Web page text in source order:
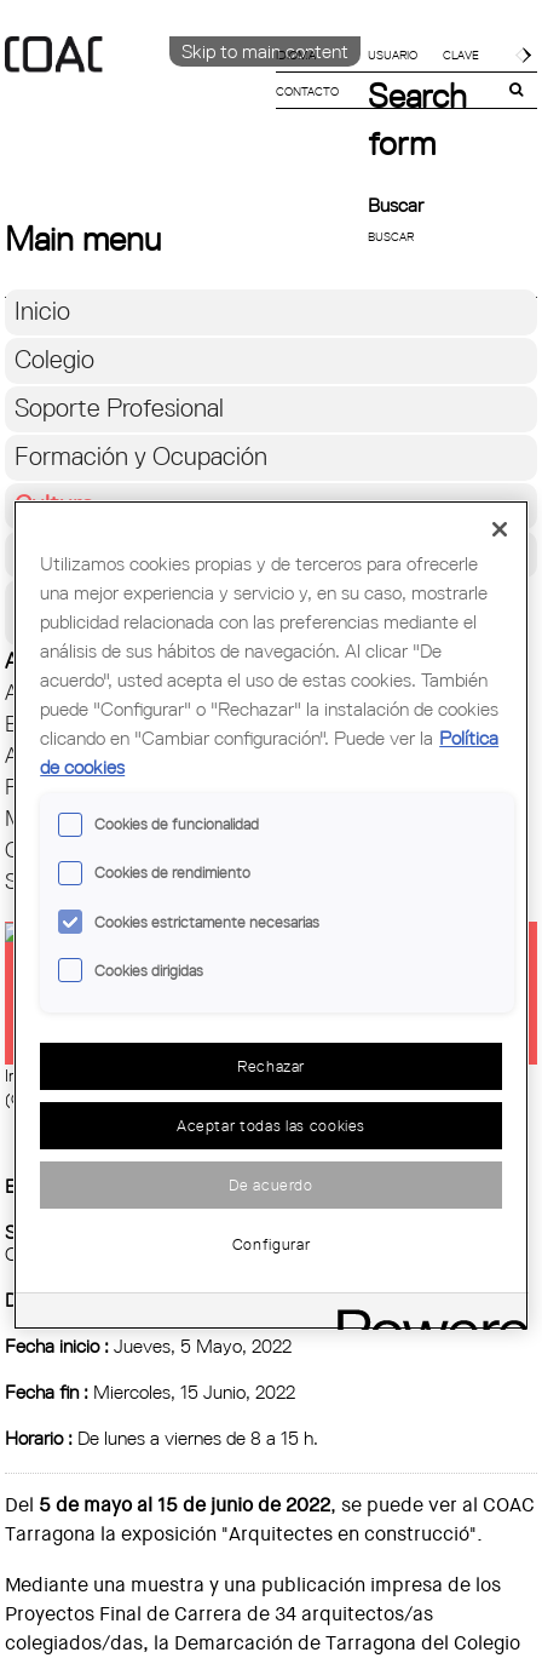
Skip to main content
IDIOMA
CATALÀ
CONTACTO
Search
form
Buscar
Main menu
Inicio
Colegio
Soporte Profesional
Formación y Ocupación
Cultura
Congreso Mundial de Arquitectos/as
Ciudadanía
Actualidad
Actos y Exposiciones
Biblioteca
Archivo histórico
Publicaciones
Muestras de Arquitectura
Oficina del Paisaje
Setmana Arquitectura
ARQUITECTES EN CONSTRUCCIÓ
Imatge:
© Demarcación de Tarragona del Colegio de Arquitectos de Cataluña
(COAC)
Entidad Organizadora :
COAC
Sitio :
Colegio de Arquitectos de Cataluña
Demarcación :Tarragona
Fecha inicio :Jueves, 5 Mayo, 2022
Fecha fin : Miercoles, 15 Junio, 2022
Horario : De lunes a viernes de 8 a 15 h.
Del 5 de mayo al 15 de junio de 2022, se puede ver al COAC
Tarragona la exposición "Arquitectes en construcció".
Mediante una muestra y una publicación impresa de los
Proyectos Final de Carrera de 34 arquitectos/as
colegiados/das, la Demarcación de Tarragona del Colegio
Utilizamos cookies propias y de terceros para ofrecerle
una mejor experiencia y servicio y, en su caso, mostrarle
publicidad relacionada con las preferencias mediante el
análisis de sus hábitos de navegación. Al clicar "De
acuerdo", usted acepta el uso de estas cookies. También
puede "Configurar" o "Rechazar" la instalación de cookies
clicando en "Cambiar configuración". Puede ver la Política
de cookies
Cookies de funcionalidad
Cookies de rendimiento
Cookies estrictamente necesarias
Cookies dirigidas
Rechazar
Aceptar todas las cookies
De acuerdo
Configurar